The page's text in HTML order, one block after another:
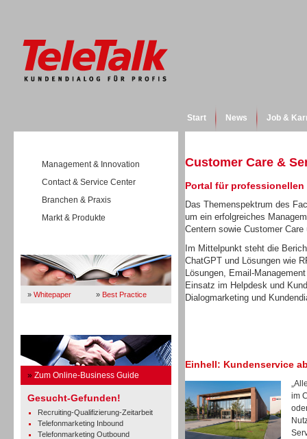
Start News Job &
Management & Innovation
Contact & Service Center
Branchen & Praxis
Markt & Produkte
» Whitepaper » Best Practice
» Zum Online-Business Guide
Gesucht-Gefunden!
Recruiting-Qualifizierung-Zeitarbeit
Telefonmarketing Inbound
Telefonmarketing Outbound
Customer Care &
Portal für
Das Themenspektrum des
um ein erfolgreiches
Centern sowie Customer
Im Mittelpunkt steht die
ChatGPT und Lösungen wie
Lösungen, Email-
Einsatz im Helpdesk und
Dialogmarketing und
Einhell: Kundenservice
im